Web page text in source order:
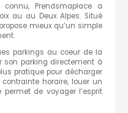
Prendsmaplace a
au au Deux Alpes. Situé
mieux qu’un simple
parkings au coeur de la
son parking directement à
pratique pour décharger
horaire, louer un
de voyager l’esprit